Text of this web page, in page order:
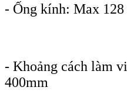
- Ống kính: Max
- Khoảng cách làm